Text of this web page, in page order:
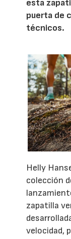
esta
puerta de
técnicos.
Helly
colección
zapatilla
velocidad,